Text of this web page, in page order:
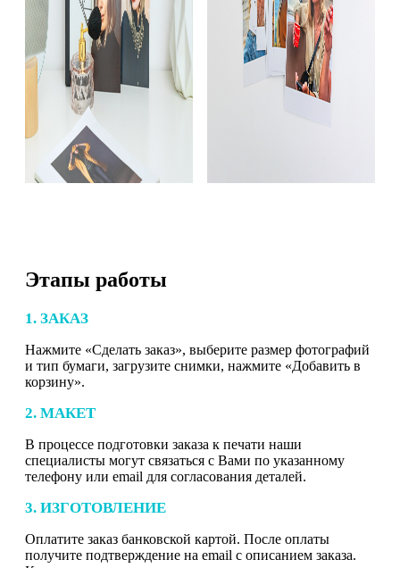
Этапы работы
1. ЗАКАЗ
Нажмите «Сделать заказ», выберите размер фотографий
и тип бумаги, загрузите снимки, нажмите «Добавить в
корзину».
2. МАКЕТ
В процессе подготовки заказа к печати наши
специалисты могут связаться с Вами по указанному
телефону или email для согласования деталей.
3. ИЗГОТОВЛЕНИЕ
Оплатите заказ банковской картой. После оплаты
получите подтверждение на email с описанием заказа.